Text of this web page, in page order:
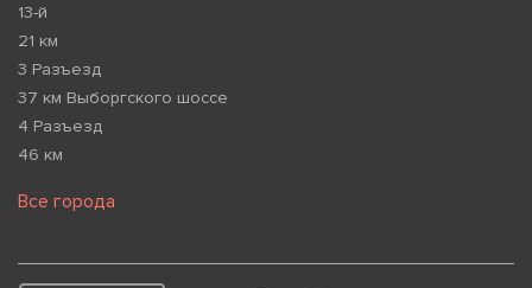
13-й
21 км
3 Разъезд
37 км Выборгского шоссе
4 Разъезд
46 км
Все города